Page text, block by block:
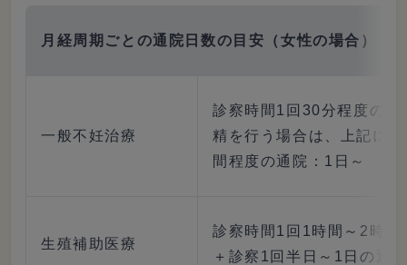
月経周期ごとの通院日数の目安（女性の場合）
一般不妊治療
診察時間1回30分程度の
精を行う場合は、上記に
間程度の通院：1日～
生殖補助医療
診察時間1回1時間～2時
＋診察1回半日～1日の通